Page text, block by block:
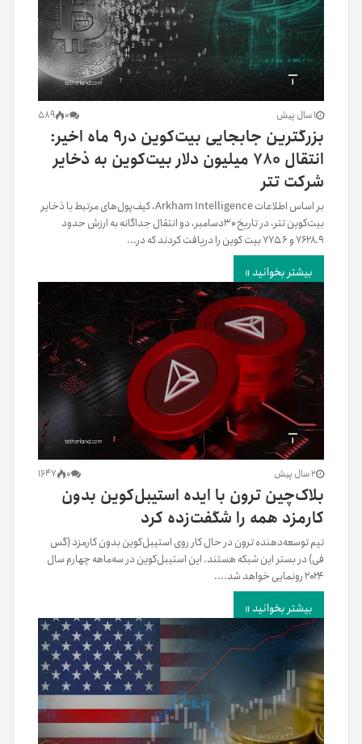
1 سال پیش 0
589
بزرگترین جابجایی بیت‌کوین در۹ ماه اخیر:
انتقال ۷۸۰ میلیون دلار بیت‌کوین به ذخایر
شرکت تتر
بر اساس اطلاعات Arkham Intelligence، کیف‌پول‌های مرتبط با ذخایر
بیت‌کوین تتر، در تاریخ ۳۰دسامبر، دو انتقال جداگانه به ارزش حدود
۷۶۲۸.۹ و ۷۷۵.۶ بیت کوین را دریافت کردند که در...
بیشتر بخوانید »
2 سال پیش 0
1647
بلاک‌چین ترون با ایده استیبل‌کوین بدون
کارمزد همه را شگفت‌زده کرد
تیم توسعه‌دهنده ترون در حال کار روی استیبل‌کوین بدون کارمزد (گس
فی) در بستر این شبکه هستند. این استیبل‌کوین در سه‌ماهه چهارم سال
۲۰۲۴ رونمایی خواهد شد....
بیشتر بخوانید »